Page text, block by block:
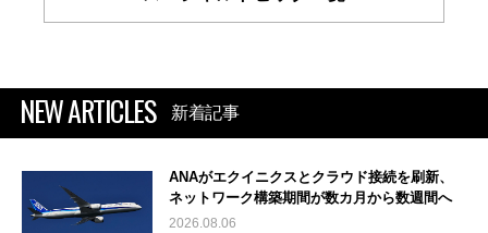
NEW ARTICLES 新着記事
ANAがエクイニクスとクラウド接続を刷新、
ネットワーク構築期間が数カ月から数週間へ
2026.08.06